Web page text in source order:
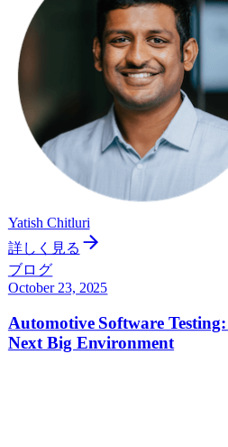
Yatish Chitluri
詳しく見る
ブログ
October 23, 2025
Automotive Software
Next Big Environment